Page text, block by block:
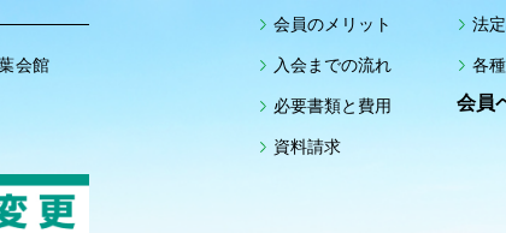
会館
会員のメリット
入会までの流れ
必要書類と費用
資料請求
法
各
会員